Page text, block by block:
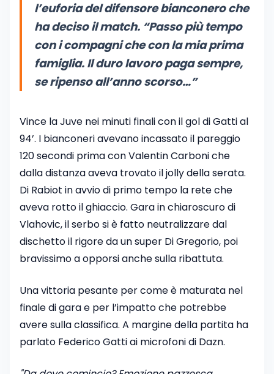
l’euforia del difensore bianconero che
ha deciso il match. “Passo più tempo
con i compagni che con la mia prima
famiglia. Il duro lavoro paga sempre,
se ripenso all’anno scorso…”
Vince la Juve nei minuti finali con il gol di Gatti al
94’. I bianconeri avevano incassato il pareggio
120 secondi prima con Valentin Carboni che
dalla distanza aveva trovato il jolly della serata.
Di Rabiot in avvio di primo tempo la rete che
aveva rotto il ghiaccio. Gara in chiaroscuro di
Vlahovic, il serbo si è fatto neutralizzare dal
dischetto il rigore da un super Di Gregorio, poi
bravissimo a opporsi anche sulla ribattuta.
Una vittoria pesante per come è maturata nel
finale di gara e per l’impatto che potrebbe
avere sulla classifica. A margine della partita ha
parlato Federico Gatti ai microfoni di Dazn.